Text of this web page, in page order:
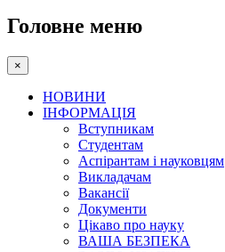
Головне меню
×
НОВИНИ
ІНФОРМАЦІЯ
Вступникам
Студентам
Аспірантам і науковцям
Викладачам
Вакансії
Документи
Цікаво про науку
ВАША БЕЗПЕКА